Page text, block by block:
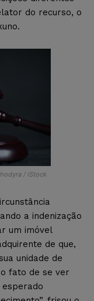
do recurso, o
/ iStock
a indenização
um imóvel
de que,
unidade de
fato de se ver